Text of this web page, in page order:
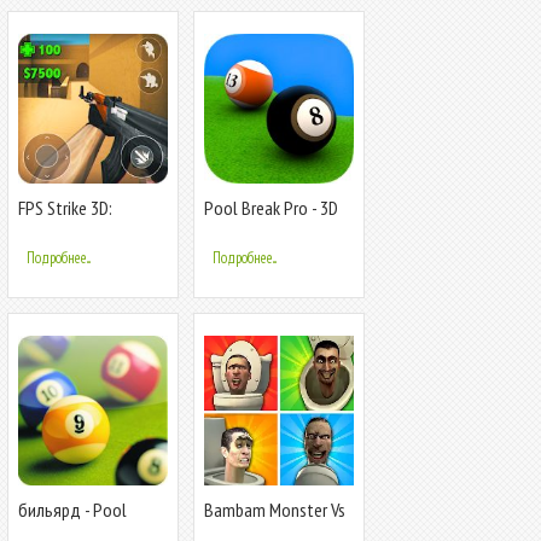
FPS Strike 3D:
игра-стрелялка
Подробнее...
Pool Break Pro - 3D
Подробнее...
бильярд - Pool
Bambam Monster Vs